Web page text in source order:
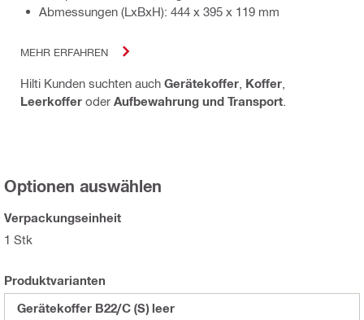
Abmessungen (LxBxH): 444 x 395 x 119 mm
MEHR ERFAHREN
Hilti Kunden suchten auch Gerätekoffer Koffer
Leerkoffer oder Aufbewahrung und Transport
Optionen auswählen
Verpackungseinheit
1 Stk
Produktvarianten
Gerätekoffer B22/C (S) leer